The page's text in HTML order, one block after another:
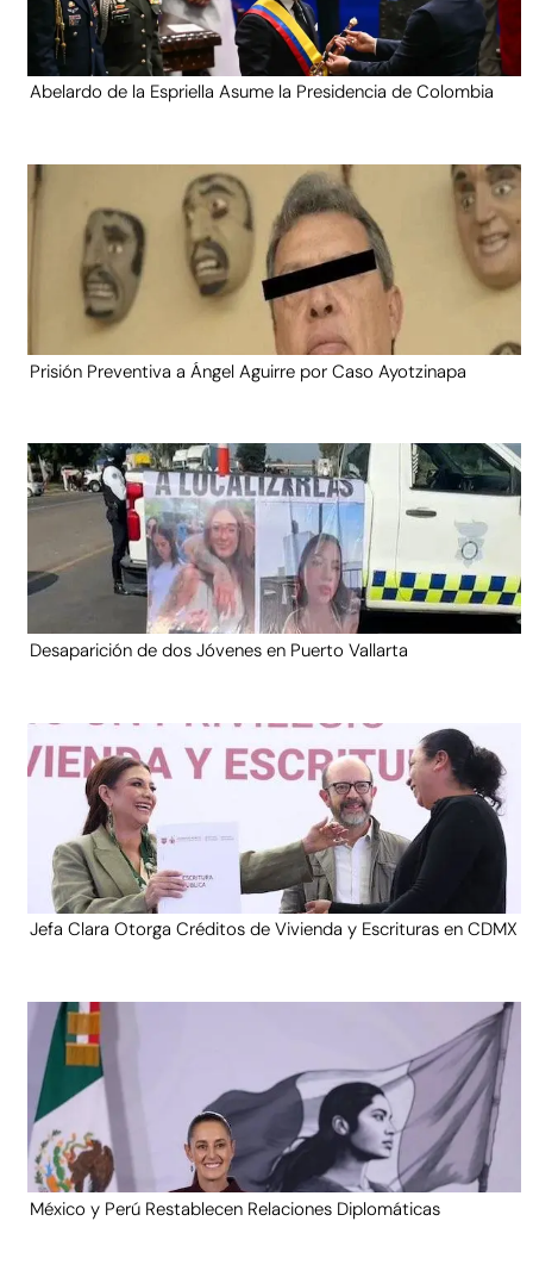
Abelardo de la Espriella Asume la Presidencia de Colombia
Prisión Preventiva a Ángel Aguirre por Caso Ayotzinapa
Desaparición de dos Jóvenes en Puerto Vallarta
Jefa Clara Otorga Créditos de Vivienda y Escrituras en CDMX
México y Perú Restablecen Relaciones Diplomáticas